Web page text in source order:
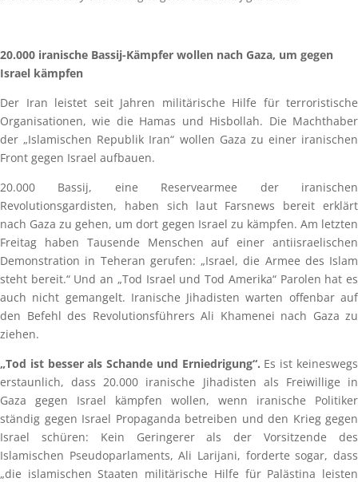
20.000 iranische Bassij-Kämpfer wollen nach Gaza, um gegen
Israel kämpfen
Der Iran leistet seit Jahren militärische Hilfe für terroristische
Organisationen, wie die Hamas und Hisbollah. Die Machthaber
der „Islamischen Republik Iran“ wollen Gaza zu einer iranischen
Front gegen Israel aufbauen.
20.000 Bassij, eine Reservearmee der iranischen
Revolutionsgardisten, haben sich laut Farsnews bereit erklärt
nach Gaza zu gehen, um dort gegen Israel zu kämpfen. Am letzten
Freitag haben Tausende Menschen auf einer antiisraelischen
Demonstration in Teheran gerufen: „Israel, die Armee des Islam
steht bereit.“ Und an „Tod Israel und Tod Amerika“ Parolen hat es
auch nicht gemangelt. Iranische Jihadisten warten offenbar auf
den Befehl des Revolutionsführers Ali Khamenei nach Gaza zu
ziehen.
„Tod ist besser als Schande und Erniedrigung“. Es ist keineswegs
erstaunlich, dass 20.000 iranische Jihadisten als Freiwillige in
Gaza gegen Israel kämpfen wollen, wenn iranische Politiker
ständig gegen Israel Propaganda betreiben und den Krieg gegen
Israel schüren: Kein Geringerer als der Vorsitzende des
Islamischen Pseudoparlaments, Ali Larijani, forderte sogar, dass
„die islamischen Staaten militärische Hilfe für Palästina leisten